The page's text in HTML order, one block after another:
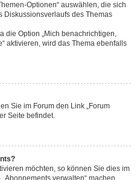
Optionen“ auswählen, die sich
Diskussionsverlaufs des Themas
die Option „Mich benachrichtigen,
aktivieren, wird das Thema ebenfalls
Sie im Forum den Link „Forum
Seite befindet.
möchten, so können Sie dies im
verwalten“ machen.